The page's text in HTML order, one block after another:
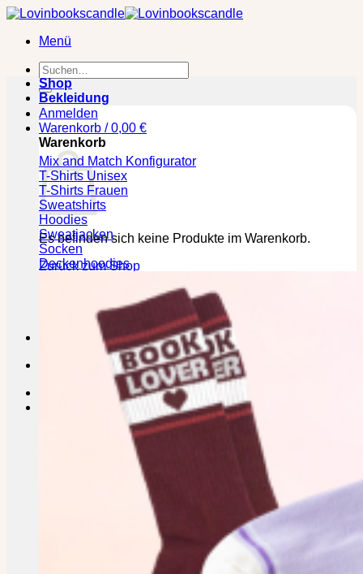
Zum
springenMenü
Suchen
nach:
Anmelden
Warenkorb /0,00 €
Warenkorb
Es befinden sich keine Produkte im Warenkorb.
Zurück zum Shop
🕒 Die jeweilige Lieferzeit bitte den Produktseiten
entnehmen!
Shop
Bekleidung
Mix and Match Konfigurator
T-Shirts Unisex
T-Shirts Frauen
Sweatshirts
Hoodies
Sweatjacken
Socken
Deckenhoodies